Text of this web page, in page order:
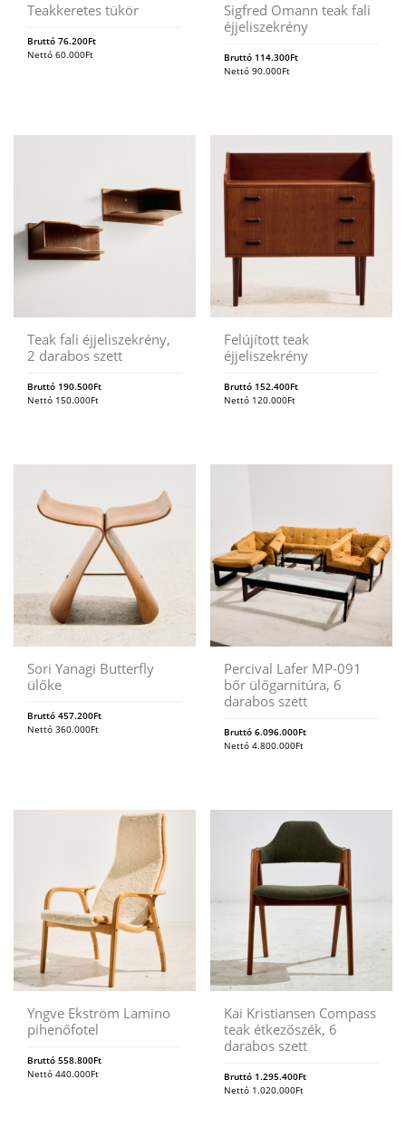
Teakkeretes tükör
Bruttó 76.200Ft
Nettó 60.000Ft
Sigfred Omann teak fali
éjjeliszekrény
Bruttó 114.300Ft
Nettó90.000Ft
Teak fali éjjeliszekrény,
2 darabos szett
Bruttó 190.500Ft
Nettó 150.000Ft
Felújított teak
éjjeliszekrény
Bruttó 152.400Ft
Nettó 120.000Ft
Sori Yanagi Butterfly
ülőke
Bruttó 457.200Ft
Nettó 360.000Ft
Percival Lafer MP-091
bőr ülőgarnitúra, 6
darabos szett
Bruttó6.096.000Ft
Nettó4.800.000Ft
Yngve Ekström Lamino
pihenőfotel
Bruttó 558.800Ft
Nettó 440.000Ft
Kai Kristiansen Compass
teak étkezőszék, 6
darabos szett
Bruttó 1.295.400Ft
Nettó 1.020.000Ft